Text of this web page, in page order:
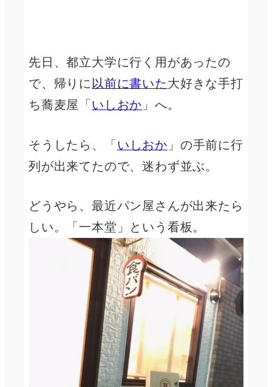
先日、都立大学に行く用があったの
で、帰りに 以前に書いた大好きな手打
ち蕎麦屋「 いしおか 」へ。
そうしたら、「 いしおか 」の手前に行
列が出来てたので、迷わず並ぶ。
どうやら、最近パン屋さんが出来たら
しい。「一本堂」という看板。